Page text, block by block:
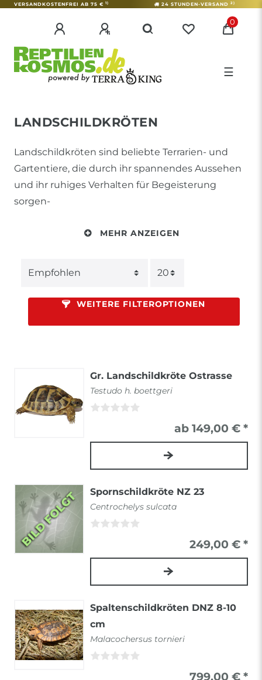
VERSANDKOSTENFREI AB 75 € 1) 24 STUNDEN-VERSAND 2)
0
☰
LANDSCHILDKRÖTEN
Landschildkröten sind beliebte Terrarien- und
Gartentiere, die durch ihr spannendes Aussehen
und ihr ruhiges Verhalten für Begeisterung
sorgen-
MEHR ANZEIGEN
WEITERE FILTEROPTIONEN
Gr. Landschildkröte Ostrasse
Testudo h. boettgeri
ab 149,00 € *
Spornschildkröte NZ 23
Centrochelys sulcata
249,00 € *
Spaltenschildkröten DNZ 8-10
cm
Malacochersus tornieri
799,00 € *